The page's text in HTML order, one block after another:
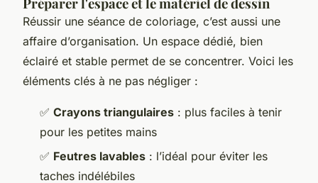
Réussir une séance de coloriage, c’est aussi une
affaire d’organisation. Un espace dédié, bien
éclairé et stable permet de se concentrer. Voici les
éléments clés à ne pas négliger :
✅ Crayons triangulaires : plus faciles à tenir
pour les petites mains
✅ Feutres lavables : l’idéal pour éviter les
taches indélébiles